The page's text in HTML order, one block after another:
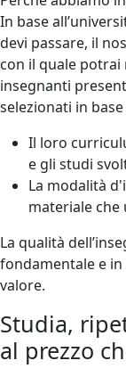
In base
devi passare, il
con il quale
insegnanti
selezionati in base
Il loro
e gli studi
La modalità
materiale
La qualità
fondamentale e
valore.
Studia,
al prezzo